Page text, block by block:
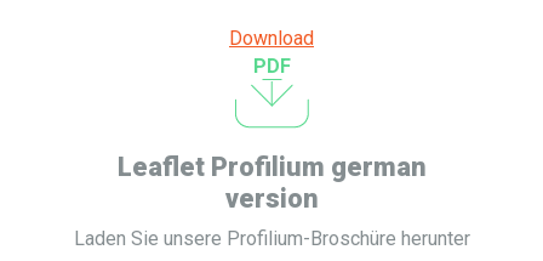
Download
PDF
Leaflet Profilium german
version
Laden Sie unsere Profilium-Broschüre herunter